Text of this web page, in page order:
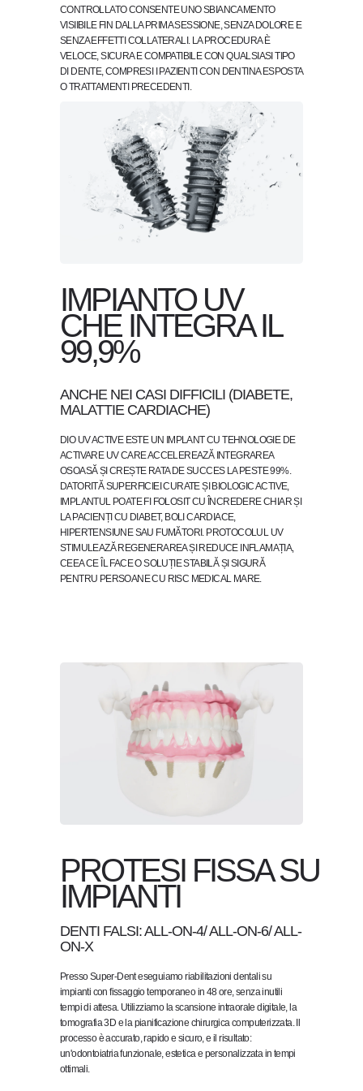
PROTESI FISSA SU
IMPIANTI
DENTI FALSI: ALL-ON-4/ ALL-ON-6/ ALL-
ON-X
Presso Super-Dent eseguiamo riabilitazioni dentali su
impianti con fissaggio temporaneo in 48 ore, senza inutili
tempi di attesa. Utilizziamo la scansione intraorale digitale, la
tomografia 3D e la pianificazione chirurgica computerizzata. Il
processo è accurato, rapido e sicuro, e il risultato:
un'odontoiatria funzionale, estetica e personalizzata in tempi
ottimali.
IMPIANTO UV
CHE INTEGRA IL
99,9%
ANCHE NEI CASI DIFFICILI (DIABETE,
MALATTIE CARDIACHE)
DIO UV ACTIVE ESTE UN IMPLANT CU TEHNOLOGIE DE
ACTIVARE UV CARE ACCELEREAZĂ INTEGRAREA
OSOASĂ ȘI CREȘTE RATA DE SUCCES LA PESTE 99%.
DATORITĂ SUPERFICIEI CURATE ȘI BIOLOGIC ACTIVE,
IMPLANTUL POATE FI FOLOSIT CU ÎNCREDERE CHIAR ȘI
LA PACIENȚI CU DIABET, BOLI CARDIACE,
HIPERTENSIUNE SAU FUMĂTORI. PROTOCOLUL UV
STIMULEAZĂ REGENERAREA ȘI REDUCE INFLAMAȚIA,
CEEA CE ÎL FACE O SOLUȚIE STABILĂ ȘI SIGURĂ
PENTRU PERSOANE CU RISC MEDICAL MARE.
CONTROLLATO CONSENTE UNO SBIANCAMENTO
VISIIBILE FIN DALLA PRIMA SESSIONE, SENZA DOLORE E
SENZA EFFETTI COLLATERALI. LA PROCEDURA È
VELOCE, SICURA E COMPATIBILE CON QUALSIASI TIPO
DI DENTE, COMPRESI I PAZIENTI CON DENTINA ESPOSTA
O TRATTAMENTI PRECEDENTI.